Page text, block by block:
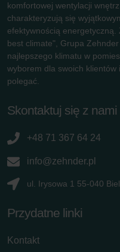
komfortowej wentylacji
charakteryzują się
efektywnością
best climate", Grupa
najlepszego klimatu w
wyborem dla swoich
polegać.
Skontaktuj się z nami
+48 71 367 64 24
info@zehnder.pl
ul. Irysowa 1 55-040
Przydatne linki
Kontakt